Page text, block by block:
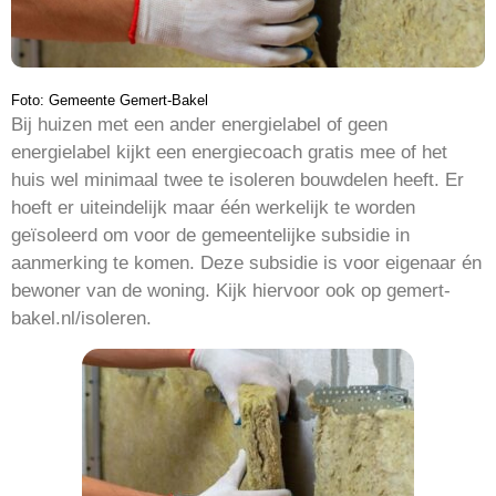
Foto: Gemeente Gemert-Bakel
Bij huizen met een ander energielabel of geen
energielabel kijkt een energiecoach gratis mee of het
huis wel minimaal twee te isoleren bouwdelen heeft. Er
hoeft er uiteindelijk maar één werkelijk te worden
geïsoleerd om voor de gemeentelijke subsidie in
aanmerking te komen. Deze subsidie is voor eigenaar én
bewoner van de woning. Kijk hiervoor ook op gemert-
bakel.nl/isoleren.